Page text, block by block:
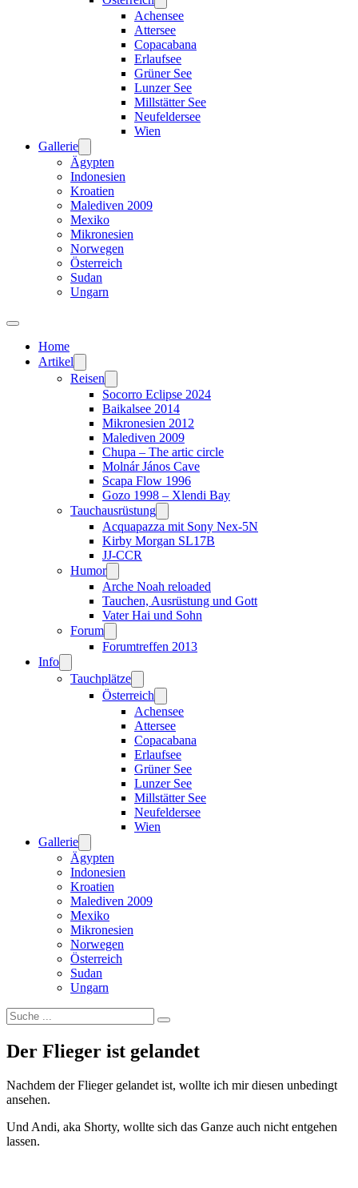
Achensee
Attersee
Copacabana
Erlaufsee
Grüner See
Lunzer See
Millstätter See
Neufeldersee
Wien
Gallerie
Ägypten
Indonesien
Kroatien
Malediven 2009
Mexiko
Mikronesien
Norwegen
Österreich
Sudan
Ungarn
Home
Artikel
Reisen
Socorro Eclipse 2024
Baikalsee 2014
Mikronesien 2012
Malediven 2009
Chupa – The artic circle
Molnár János Cave
Scapa Flow 1996
Gozo 1998 – Xlendi Bay
Tauchausrüstung
Acquapazza mit Sony Nex-5N
Kirby Morgan SL17B
JJ-CCR
Humor
Arche Noah reloaded
Tauchen, Ausrüstung und Gott
Vater Hai und Sohn
Forum
Forumtreffen 2013
Info
Tauchplätze
Österreich
Achensee
Attersee
Copacabana
Erlaufsee
Grüner See
Lunzer See
Millstätter See
Neufeldersee
Wien
Gallerie
Ägypten
Indonesien
Kroatien
Malediven 2009
Mexiko
Mikronesien
Norwegen
Österreich
Sudan
Ungarn
Suchen
Der Flieger ist gelandet
Nachdem der Flieger gelandet ist, wollte ich mir diesen unbedingt
ansehen.
Und Andi, aka Shorty, wollte sich das Ganze auch nicht entgehen
lassen.